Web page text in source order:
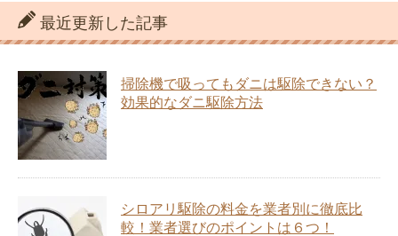
最近更新した記事
掃除機で吸ってもダニは駆除できない？
効果的なダニ駆除方法
シロアリ駆除の料金を業者別に徹底比
較！業者選びのポイントは６つ！